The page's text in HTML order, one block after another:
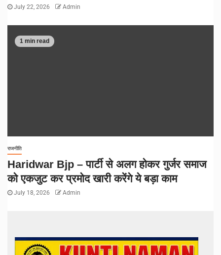
July 22, 2026 Admin
1 min read
राजनीति
Haridwar Bjp – पार्टी से अलग होकर गुर्जर समाज
को एकजुट कर प्रमोद खारी करेंगे ये बड़ा काम
July 18, 2026 Admin